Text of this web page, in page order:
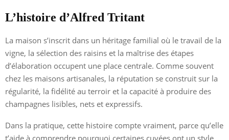
L’histoire d’Alfred Tritant
La maison s’inscrit dans un héritage familial où le travail de la
vigne, la sélection des raisins et la maîtrise des étapes
d’élaboration occupent une place centrale. Comme souvent
chez les maisons artisanales, la réputation se construit sur la
régularité, la fidélité au terroir et la capacité à produire des
champagnes lisibles, nets et expressifs.
Dans la pratique, cette histoire compte vraiment, parce qu’elle
t’aide à comprendre pourquoi certaines cuvées ont un style